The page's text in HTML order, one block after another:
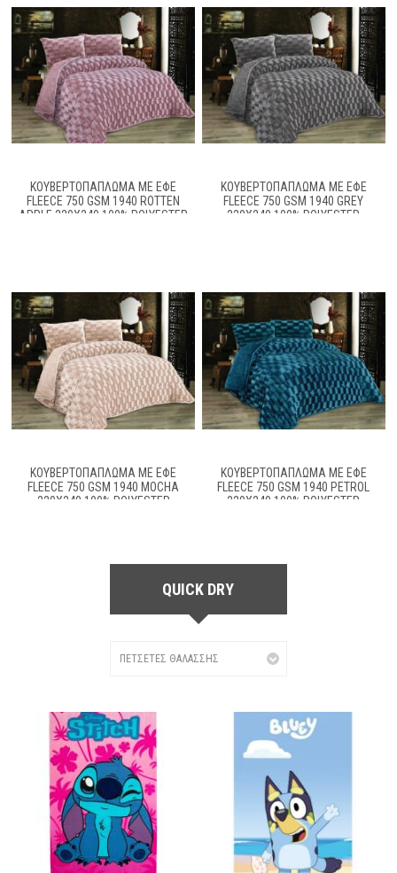
ΚΟΥΒΕΡΤΟΠΆΠΛΩΜΑ ΜΕ ΕΦΈ
FLEECE 750 GSM 1940 ROTTEN
APPLE 220Χ240 100% POLYESTER
ΚΟΥΒΕΡΤΟΠΆΠΛΩΜΑ ΜΕ ΕΦΈ
FLEECE 750 GSM 1940 GREY
220Χ240 100% POLYESTER
ΚΟΥΒΕΡΤΟΠΆΠΛΩΜΑ ΜΕ ΕΦΈ
FLEECE 750 GSM 1940 MOCHA
220Χ240 100% POLYESTER
ΚΟΥΒΕΡΤΟΠΆΠΛΩΜΑ ΜΕ ΕΦΈ
FLEECE 750 GSM 1940 PETROL
220Χ240 100% POLYESTER
QUICK DRY